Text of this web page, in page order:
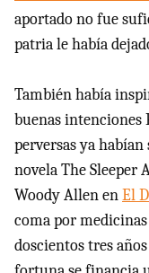
aportado no fue
patria le había
También había
buenas intenciones
perversas ya
novela The Sleeper
Woody Allen enEl
coma por
doscientos tres